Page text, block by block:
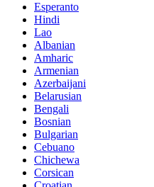
Esperanto
Hindi
Lao
Albanian
Amharic
Armenian
Azerbaijani
Belarusian
Bengali
Bosnian
Bulgarian
Cebuano
Chichewa
Corsican